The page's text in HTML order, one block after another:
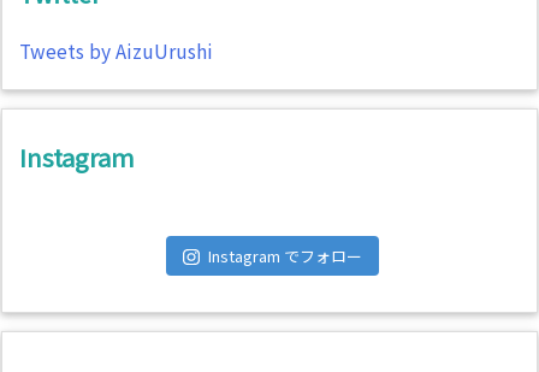
Tweets by AizuUrushi
Instagram
Instagram でフォロー